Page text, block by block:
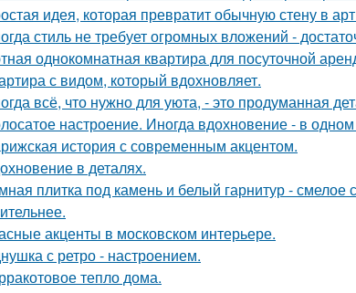
идея, которая превратит обычную стену в
стиль не требует огромных вложений -
однокомнатная квартира для посуточной
с видом, который вдохновляет.
всё, что нужно для уюта, - это продуманная
настроение. Иногда вдохновение - в одном
история с современным акцентом.
в деталях.
плитка под камень и белый гарнитур - смелое
акценты в московском интерьере.
с ретро - настроением.
тепло дома.